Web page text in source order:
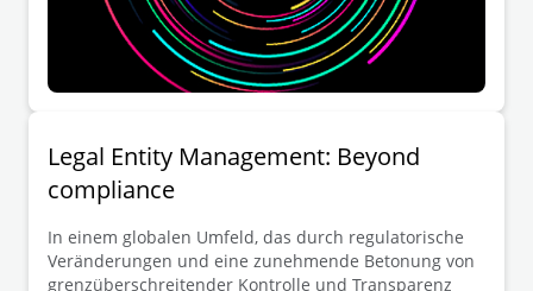
Legal Entity Management: Beyond
compliance
In einem globalen Umfeld, das durch regulatorische
Veränderungen und eine zunehmende Betonung von
grenzüberschreitender Kontrolle und Transparenz